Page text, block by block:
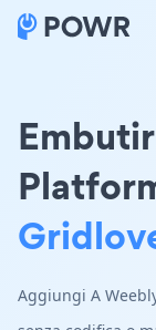
Aggiungi A